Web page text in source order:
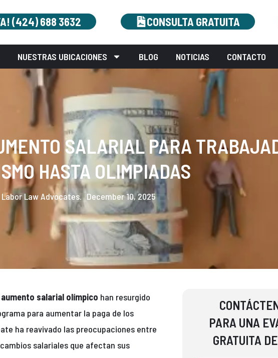
(424) 688 3632 CONSULTA GRATUITA
NUESTRAS UBICACIONES BLOG NOTICIAS CONTACTO
SALARIAL PARA
HASTA OLIMPIADAS
Labor Law Advocates. December 10, 2025
aumento salarial olímpico han resurgido
para aumentar la paga de los
ha reavivado las preocupaciones entre
salariales que afectan sus
PARA UNA
GRATUITA